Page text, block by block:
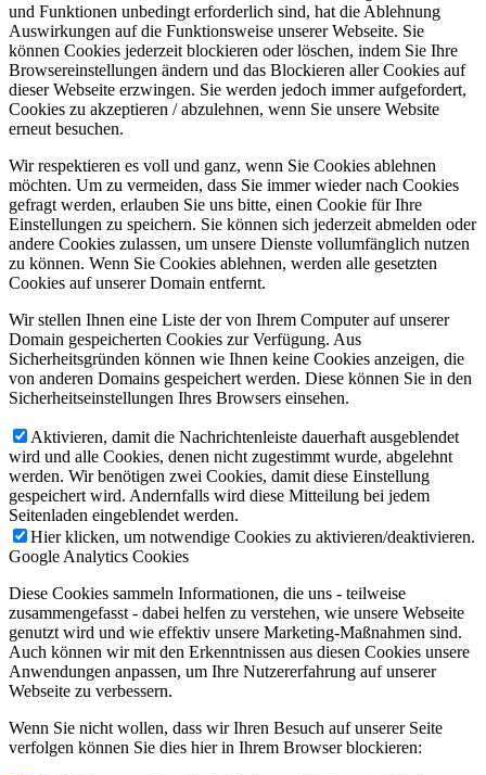
und Funktionen unbedingt erforderlich sind, hat die Ablehnung
Auswirkungen auf die Funktionsweise unserer Webseite. Sie
können Cookies jederzeit blockieren oder löschen, indem Sie Ihre
Browsereinstellungen ändern und das Blockieren aller Cookies auf
dieser Webseite erzwingen. Sie werden jedoch immer aufgefordert,
Cookies zu akzeptieren / abzulehnen, wenn Sie unsere Website
erneut besuchen.
Wir respektieren es voll und ganz, wenn Sie Cookies ablehnen
möchten. Um zu vermeiden, dass Sie immer wieder nach Cookies
gefragt werden, erlauben Sie uns bitte, einen Cookie für Ihre
Einstellungen zu speichern. Sie können sich jederzeit abmelden oder
andere Cookies zulassen, um unsere Dienste vollumfänglich nutzen
zu können. Wenn Sie Cookies ablehnen, werden alle gesetzten
Cookies auf unserer Domain entfernt.
Wir stellen Ihnen eine Liste der von Ihrem Computer auf unserer
Domain gespeicherten Cookies zur Verfügung. Aus
Sicherheitsgründen können wie Ihnen keine Cookies anzeigen, die
von anderen Domains gespeichert werden. Diese können Sie in den
Sicherheitseinstellungen Ihres Browsers einsehen.
Aktivieren, damit die Nachrichtenleiste dauerhaft ausgeblendet
wird und alle Cookies, denen nicht zugestimmt wurde, abgelehnt
werden. Wir benötigen zwei Cookies, damit diese Einstellung
gespeichert wird. Andernfalls wird diese Mitteilung bei jedem
Seitenladen eingeblendet werden.
Hier klicken, um notwendige Cookies zu aktivieren/deaktivieren.
Google Analytics Cookies
Diese Cookies sammeln Informationen, die uns - teilweise
zusammengefasst - dabei helfen zu verstehen, wie unsere Webseite
genutzt wird und wie effektiv unsere Marketing-Maßnahmen sind.
Auch können wir mit den Erkenntnissen aus diesen Cookies unsere
Anwendungen anpassen, um Ihre Nutzererfahrung auf unserer
Webseite zu verbessern.
Wenn Sie nicht wollen, dass wir Ihren Besuch auf unserer Seite
verfolgen können Sie dies hier in Ihrem Browser blockieren: